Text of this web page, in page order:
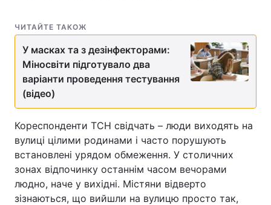
ЧИТАЙТЕ ТАКОЖ
У масках та з дезінфекторами:
Міносвіти підготувало два
варіанти проведення тестування
(відео)
Кореспонденти ТСН свідчать – люди виходять на
вулиці цілими родинами і часто порушують
встановлені урядом обмеження. У столичних
зонах відпочинку останнім часом вечорами
людно, наче у вихідні. Містяни відверто
зізнаються, що вийшли на вулицю просто так,